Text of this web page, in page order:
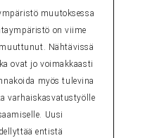
muutoksessa
on viime
Nähtävissä
ovat jo voimakkaasti
myös tulevina
varhaiskasvatustyölle
Uusi
entistä